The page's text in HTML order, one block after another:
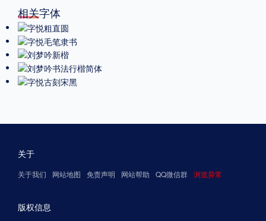
相关字体
关于
关于我们 网站地图 免责声明 网站帮助 QQ微信群 浏览异常
版权信息